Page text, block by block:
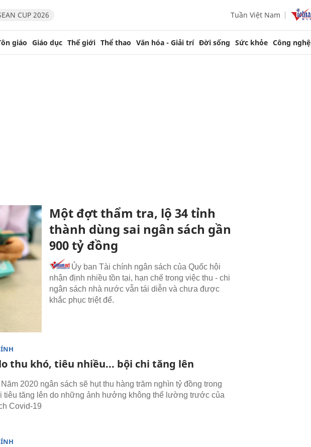
CUP 2026 Tuần Việt Nam
giáo Giáo dục Thế giới Thể thao Văn hóa - Giải trí Đời sống Sức khỏe Công nghệ
Một đợt thẩm tra, lộ 34 tỉnh
thành dùng sai ngân sách gần
900 tỷ đồng
Ủy ban Tài chính ngân sách của Quốc hội
nhận định nhiều tồn tại, hạn chế trong việc thu - chi
ngân sách nhà nước vẫn tái diễn và chưa được
khắc phục triệt để.
thu khó, tiêu nhiều... bội chi tăng lên
Năm 2020 ngân sách sẽ hụt thu hàng trăm nghìn tỷ đồng trong
tiêu tăng lên do những ảnh hưởng không thể lường trước của
Covid-19